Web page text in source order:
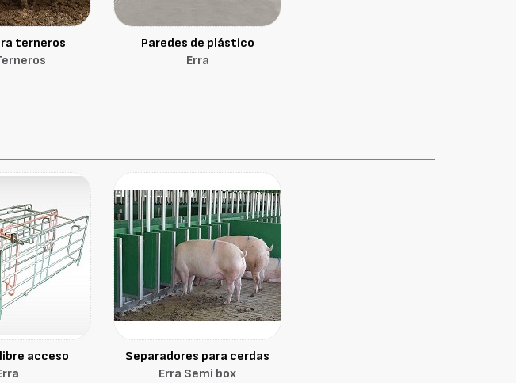
terneros
Paredes de plástico
Erra
acceso
Separadores para cerdas
Erra Semi box